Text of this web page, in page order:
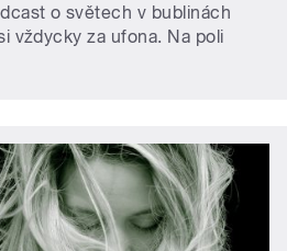
o světech v bublinách
vždycky za ufona. Na poli